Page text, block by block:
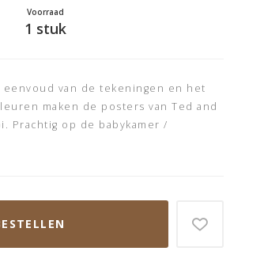
Voorraad
1 stuk
eenvoud van de tekeningen en het
maken de posters van Ted and
Prachtig op de babykamer /